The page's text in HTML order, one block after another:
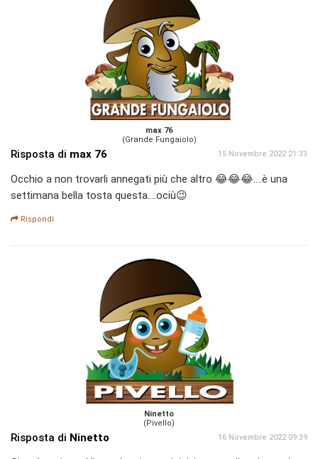
max 76
(Grande Fungaiolo)
Risposta di max 76 15 Novembre 2022 21:33
Occhio a non trovarli annegati più che altro 😂😂😂....è una
settimana bella tosta questa....ociù😉
Rispondi
Ninetto
(Pivello)
Risposta di Ninetto 16 Novembre 2022 09:39